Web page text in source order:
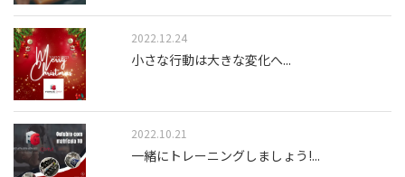
2022.12.24
小さな行動は大きな変化へ...
2022.10.21
一緒にトレーニングしましょう!...